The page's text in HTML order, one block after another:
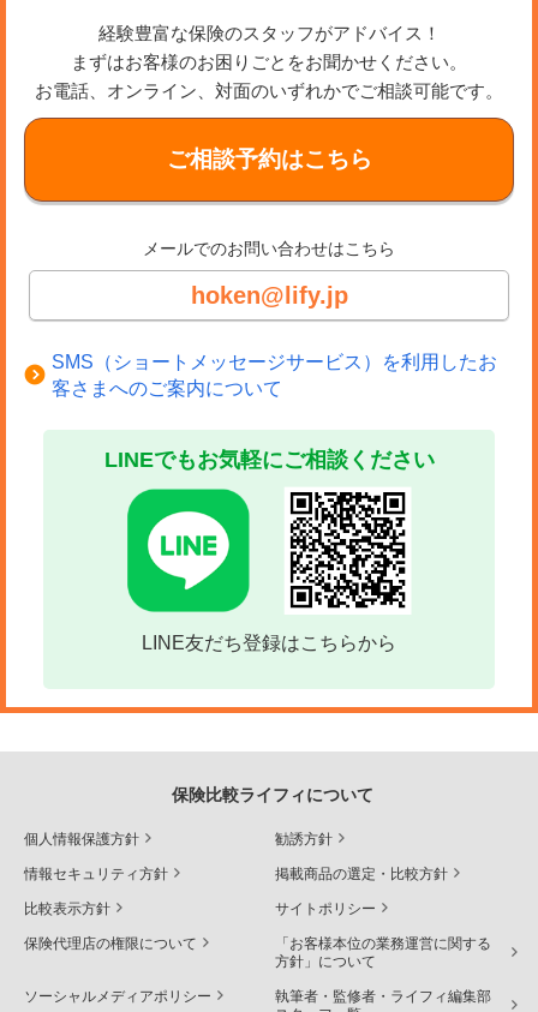
経験豊富な保険のスタッフがアドバイス！
まずはお客様のお困りごとをお聞かせください。
お電話、オンライン、対面のいずれかでご相談可能です。
ご相談予約はこちら
メールでのお問い合わせはこちら
hoken@lify.jp
SMS（ショートメッセージサービス）を利用したお
客さまへのご案内について
LINEでもお気軽にご相談ください
LINE友だち登録はこちらから
保険比較ライフィについて
個人情報保護方針 勧誘方針
情報セキュリティ方針 掲載商品の選定・比較方針
比較表示方針 サイトポリシー
保険代理店の権限について
「お客様本位の業務運営に関する
方針」について
ソーシャルメディアポリシー
執筆者・監修者・ライフィ編集部